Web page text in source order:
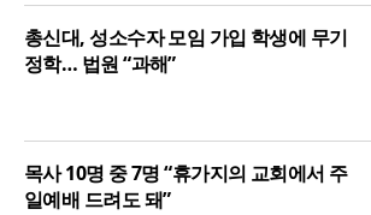
총신대, 성소수자 모임 가입 학생에 무기
정학… 법원 “과해”
목사 10명 중 7명 “휴가지의 교회에서 주
일예배 드려도 돼”